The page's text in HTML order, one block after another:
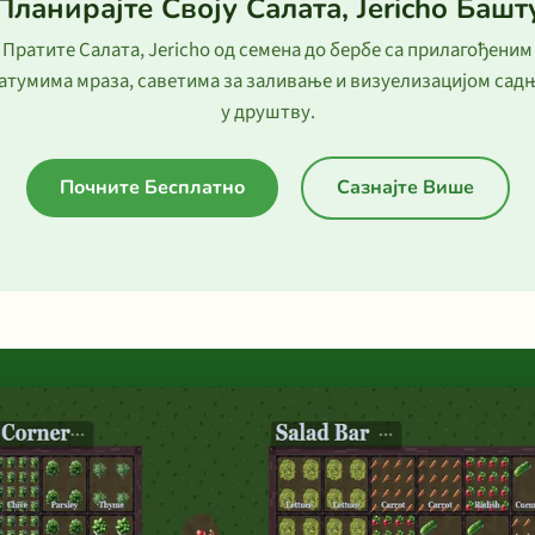
Своју Салата, Jericho
Пратите Салата, Jericho од семена до бербе са прилагођеним
мраза, саветима за заливање и визуелизацијом
у друштву.
Почните Бесплатно Сазнајте Више